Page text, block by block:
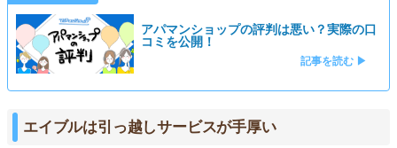
アパマンショップの評判は悪い？実際の口
コミを公開！
記事を読む ▶
エイブルは引っ越しサービスが手厚い